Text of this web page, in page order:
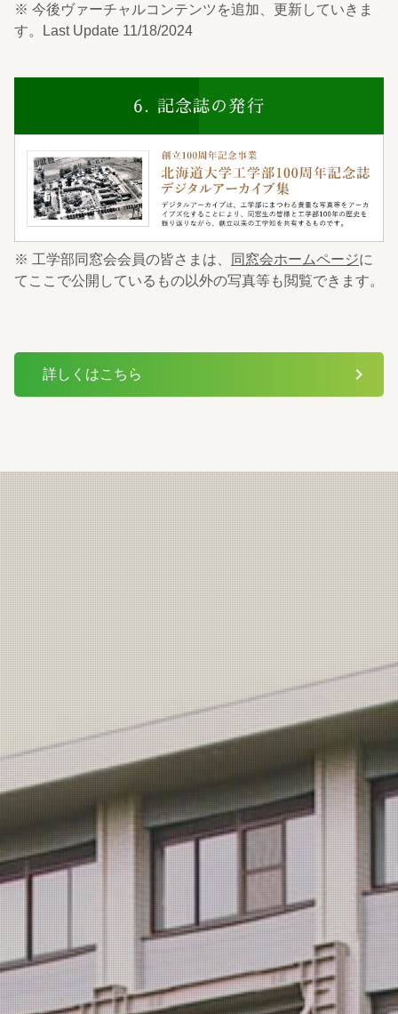
※ 今後ヴァーチャルコンテンツを追加、更新していきま
す。Last Update 11/18/2024
6. 記念誌の発行
※ 工学部同窓会会員の皆さまは、 同窓会ホームページに
てここで公開しているもの以外の写真等も閲覧できます。
詳しくはこちら chevron_right